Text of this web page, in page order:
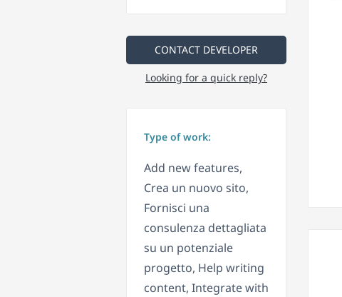
CONTACT DEVELOPER
Looking for a quick reply?
Type of work:
Add new features,
Crea un nuovo sito,
Fornisci una
consulenza dettagliata
su un potenziale
progetto, Help writing
content, Integrate with